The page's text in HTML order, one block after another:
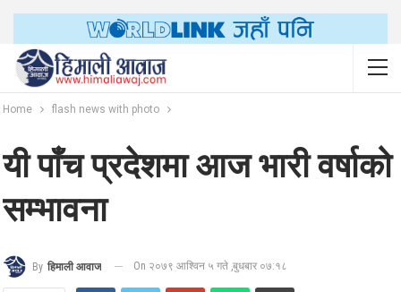
Home flash news with photo
यी पाँच प्रदेशमा आज भारी वर्षाको
सम्भावना
By हिमाली आवाज On २०७९ आश्विन ५ गते ,बुधबार ०७:१८